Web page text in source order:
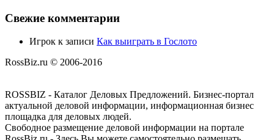
Свежие комментарии
Игрок к записи Как выиграть в Гослото
RossBiz.ru © 2006-2016
ROSSBIZ - Каталог Деловых Предложений. Бизнес-портал
актуальной деловой информации, информационная бизнес
площадка для деловых людей.
Свободное размещение деловой информации на портале